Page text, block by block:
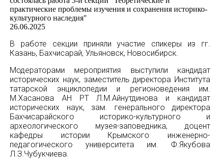
26.06.2025
В работе секции приняли участие спикеры из гг.
Казань, Бахчисарай, Ульяновск, Новосибирск.
Модераторами мероприятия выступили кандидат
исторических наук, заместитель директора Института
татарской энциклопедии и регионоведения им.
М.Хасанова АН РТ Л.М.Айнутдинова и кандидат
исторических наук, зам. генерального директора
Бахчисарайского историко-культурного и
археологического музея-заповедника, доцент
кафедры истории Крымского инженерно-
педагогического университета им. Ф.Якубова
Л.З.Чубукчиева.